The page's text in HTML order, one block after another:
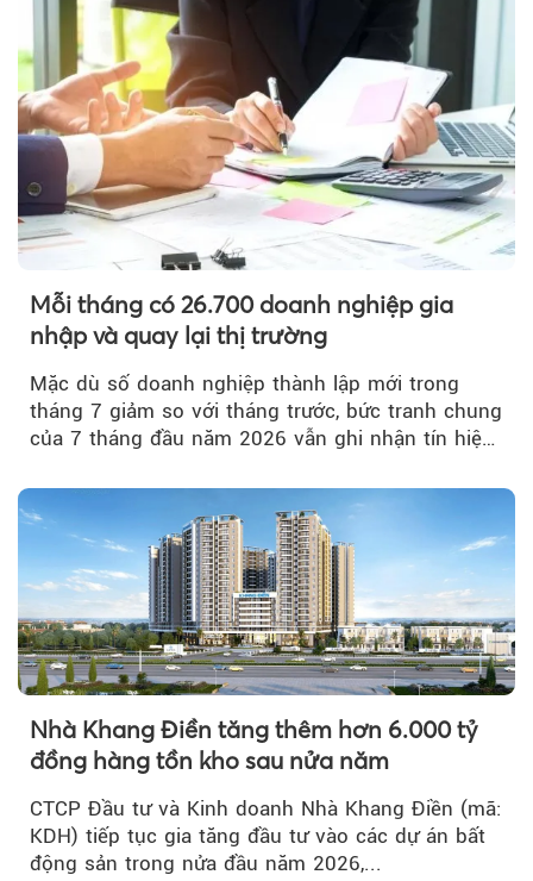
Mỗi tháng có 26.700 doanh nghiệp gia
nhập và quay lại thị trường
Mặc dù số doanh nghiệp thành lập mới trong
tháng 7 giảm so với tháng trước, bức tranh chung
của 7 tháng đầu năm 2026 vẫn ghi nhận tín hiệu
Nhà Khang Điền tăng thêm hơn 6.000 tỷ
đồng hàng tồn kho sau nửa năm
CTCP Đầu tư và Kinh doanh Nhà Khang Điền (mã:
KDH) tiếp tục gia tăng đầu tư vào các dự án bất
động sản trong nửa đầu năm 2026,...